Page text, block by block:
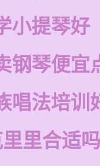
小提琴好
钢琴便宜
唱法培训
里合适